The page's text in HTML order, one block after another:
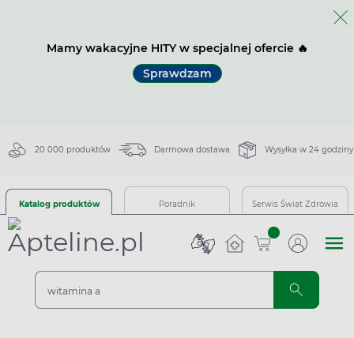
Mamy wakacyjne HITY w specjalnej ofercie 🔥
Sprawdzam
20 000 produktów Darmowa dostawa Wysyłka w 24 godziny
Katalog produktów Poradnik Serwis Świat Zdrowia
sztuk